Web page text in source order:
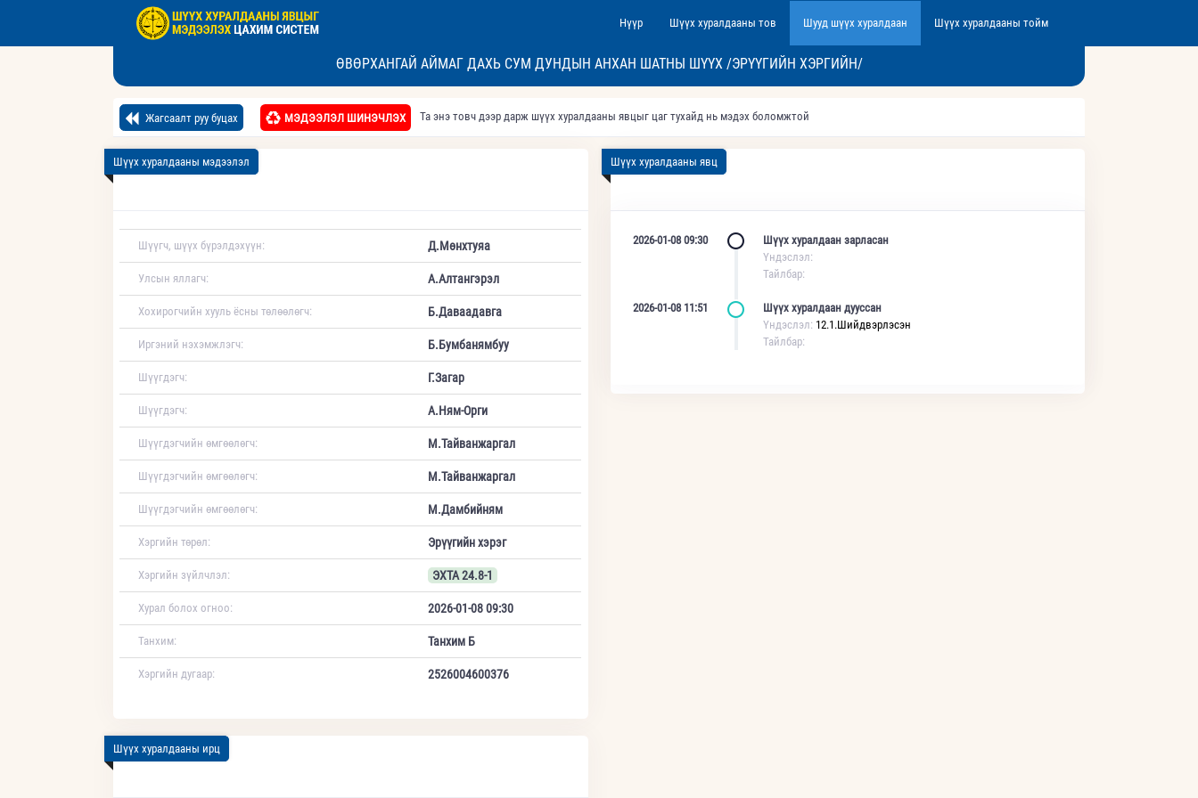
Нүүр Шүүх хуралдааны тов Шууд шүүх хуралдаан Шүүх хуралдааны тойм
ӨВӨРХАНГАЙ АЙМАГ ДАХЬ СУМ ДУНДЫН АНХАН ШАТНЫ ШҮҮХ /ЭРҮҮГИЙН ХЭРГИЙН/
Жагсаалт руу буцах МЭДЭЭЛЭЛ ШИНЭЧЛЭХ Та энэ товч дээр дарж шүүх хуралдааны явцыг цаг тухайд нь мэдэх боломжтой
Шүүх хуралдааны мэдээлэл
Шүүгч, шүүх бүрэлдэхүүн: Д.Мөнхтуяа
Улсын яллагч: А.Алтангэрэл
Хохирогчийн хууль ёсны төлөөлөгч: Б.Даваадавга
Иргэний нэхэмжлэгч: Б.Бумбанямбуу
Шүүгдэгч: Г.Загар
Шүүгдэгч: А.Ням-Орги
Шүүгдэгчийн өмгөөлөгч: М.Тайванжаргал
Шүүгдэгчийн өмгөөлөгч: М.Тайванжаргал
Шүүгдэгчийн өмгөөлөгч: М.Дамбийням
Хэргийн төрөл: Эрүүгийн хэрэг
Хэргийн зүйлчлэл: ЭХТА 24.8-1
Хурал болох огноо: 2026-01-08 09:30
Танхим: Танхим Б
Хэргийн дугаар: 2526004600376
Шүүх хуралдааны ирц
Шүүх хуралдааны явц
2026-01-08 09:30
Шүүх хуралдаан зарласан
Үндэслэл:
Тайлбар:
2026-01-08 11:51
Шүүх хуралдаан дууссан
Үндэслэл: 12.1.Шийдвэрлэсэн
Тайлбар: